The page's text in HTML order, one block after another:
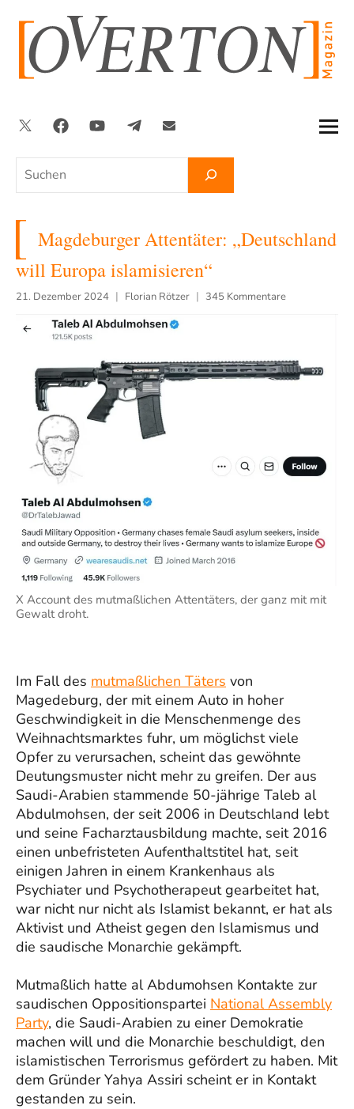
springen
Suchen
TwitterFacebookYouTubeTelegramNewsletter
Magdeburger Attentäter: „Deutschland
will Europa islamisieren“
21. Dezember 2024 Florian Rötzer 345 Kommentare
X Account des mutmaßlichen Attentäters, der ganz mit mit
Gewalt droht.
Im Fall des mutmaßlichen Täters von
Magedeburg, der mit einem Auto in hoher
Geschwindigkeit in die Menschenmenge des
Weihnachtsmarktes fuhr, um möglichst viele
Opfer zu verursachen, scheint das gewöhnte
Deutungsmuster nicht mehr zu greifen. Der aus
Saudi-Arabien stammende 50-jährige Taleb al
Abdulmohsen, der seit 2006 in Deutschland lebt
und seine Facharztausbildung machte, seit 2016
einen unbefristeten Aufenthaltstitel hat, seit
einigen Jahren in einem Krankenhaus als
Psychiater und Psychotherapeut gearbeitet hat,
war nicht nur nicht als Islamist bekannt, er hat als
Aktivist und Atheist gegen den Islamismus und
die saudische Monarchie gekämpft.
Mutmaßlich hatte al Abdumohsen Kontakte zur
saudischen Oppositionspartei National Assembly
Party, die Saudi-Arabien zu einer Demokratie
machen will und die Monarchie beschuldigt, den
islamistischen Terrorismus gefördert zu haben. Mit
dem Gründer Yahya Assiri scheint er in Kontakt
gestanden zu sein.